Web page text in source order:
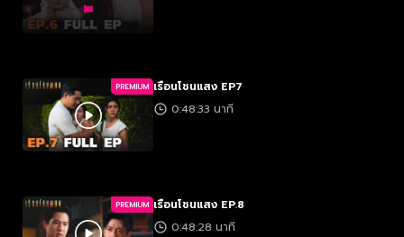
PREMIUM เรือนโชนแสง EP7
0:48:33 นาที
PREMIUM เรือนโชนแสง EP.8
0:48:28 นาที